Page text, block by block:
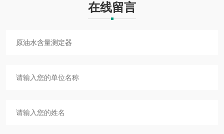
在线留言